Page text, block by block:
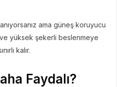
ama güneş koruyucu
ve yüksek şekerli beslenmeye
kalır.
Faydalı?